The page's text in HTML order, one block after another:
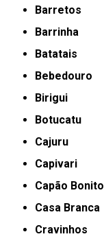
Barretos
Barrinha
Batatais
Bebedouro
Birigui
Botucatu
Cajuru
Capivari
Capão Bonito
Casa Branca
Cravinhos